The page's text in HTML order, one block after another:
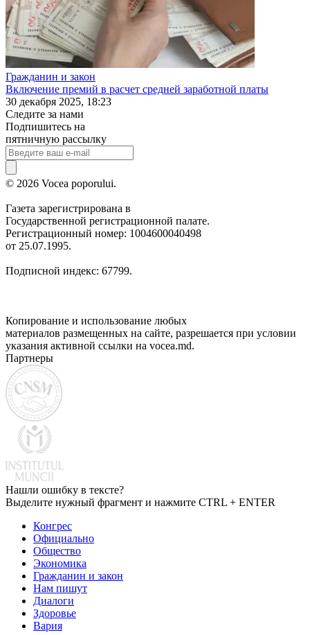
Гражданин и закон
Включение премий в расчет средней заработной платы
30 декабря 2025, 18:23
Следите за нами
Подпишитесь на
пятничную рассылку
© 2026 Vocea poporului.
Газета зарегистрирована в
Государственной регистрационной палате.
Регистрационный номер: 1004600040498
от 25.07.1995.
Подписной индекс: 67799.
Копирование и использование любых
материалов размещенных на сайте, разрешается при условии
указания активной ссылки на vocea.md.
Партнеры
Нашли ошибку в тексте?
Выделите нужный фрагмент и нажмите CTRL + ENTER
Конгрес
Официально
Общество
Экономика
Гражданин и закон
Нам пишут
Диалоги
Здоровье
Вария